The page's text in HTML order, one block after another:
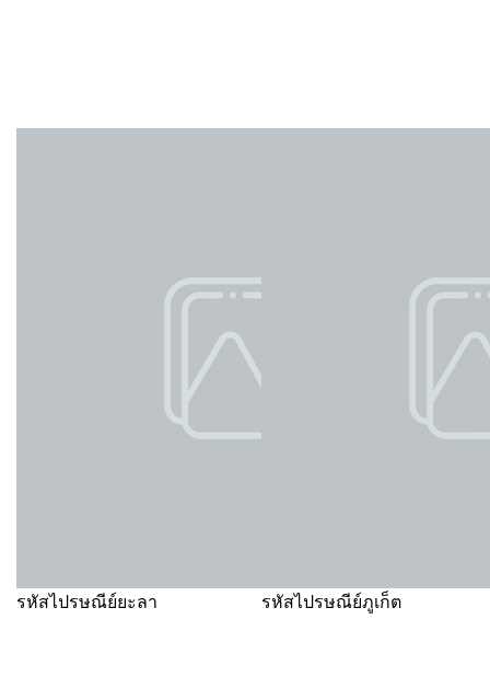
รหัสไปรษณีย์ยะลา รหัสไปรษณีย์ภูเก็ต